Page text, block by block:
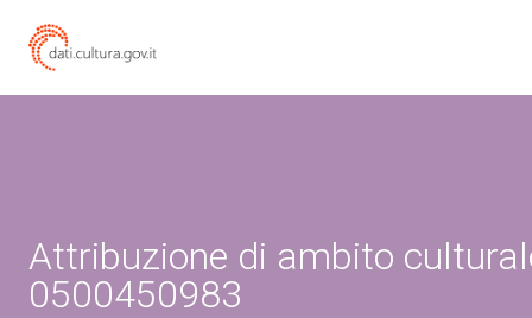
Attribuzione di ambito
0500450983